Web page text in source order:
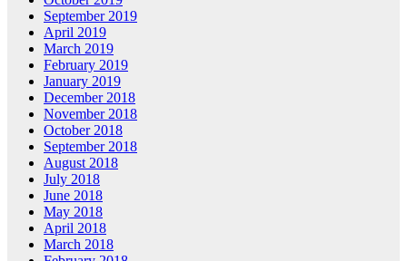
September 2019
April 2019
March 2019
February 2019
January 2019
December 2018
November 2018
October 2018
September 2018
August 2018
July 2018
June 2018
May 2018
April 2018
March 2018